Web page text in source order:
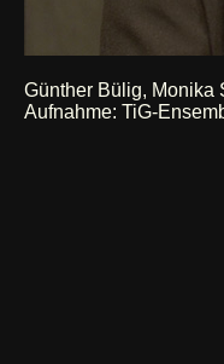
Günther Bülig, Monika
Aufnahme: TiG-